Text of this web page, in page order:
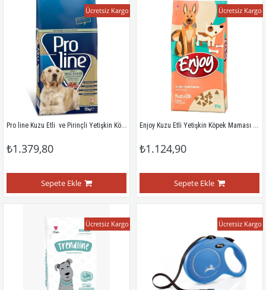
Pro line Kuzu Etli  ve Pirinçli Yetişkin Köpek Maması 15 Kg
₺1.379,80
Sepete Ekle
Ücretsiz Kargo
Enjoy Kuzu Etli Yetişkin Köpek Maması 15 Kg
₺1.124,90
Sepete Ekle
Ücretsiz Kargo
Ücretsiz Kargo Ücretsiz Kargo